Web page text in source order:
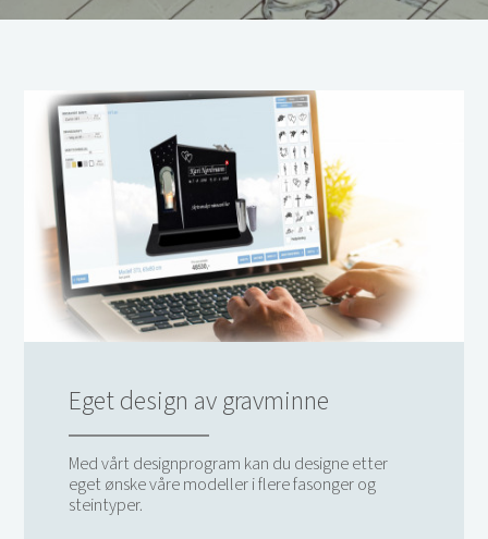
Eget design av gravminne
Med vårt designprogram kan du designe etter
eget ønske våre modeller i flere fasonger og
steintyper.